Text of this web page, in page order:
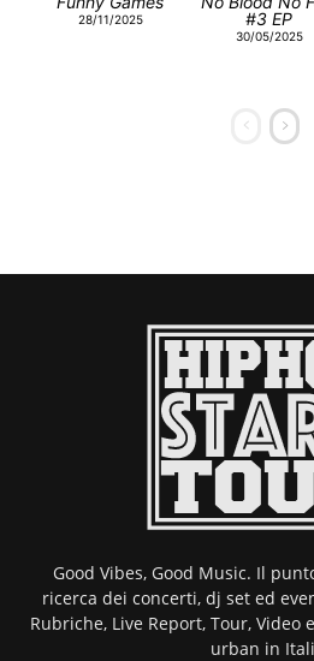
28/11/2025
#3 EP
30/05/2025
Good Vibes, Good Music. Il
ricerca dei concerti, dj set ed
Rubriche, Live Report, Tour,
urban in